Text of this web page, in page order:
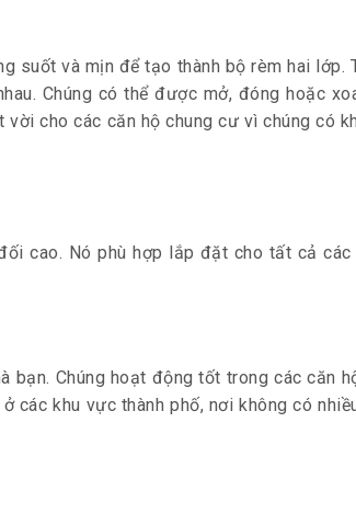
suốt và mịn để tạo thành bộ rèm hai lớp.
Chúng có thể được mở, đóng hoặc
cho các căn hộ chung cư vì chúng có
cao. Nó phù hợp lắp đặt cho tất cả
Chúng hoạt động tốt trong các căn
các khu vực thành phố, nơi không có